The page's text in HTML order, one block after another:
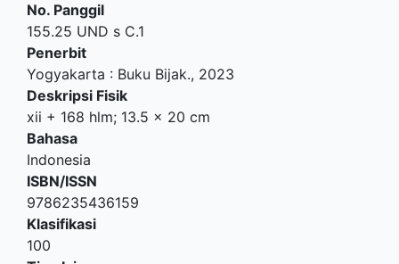
No. Panggil
155.25 UND s C.1
Penerbit
Yogyakarta : Buku Bijak., 2023
Deskripsi Fisik
xii + 168 hlm; 13.5 x 20 cm
Bahasa
Indonesia
ISBN/ISSN
9786235436159
Klasifikasi
100